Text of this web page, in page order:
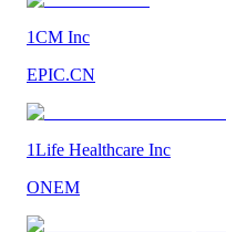
1CM Inc
EPIC.CN
1Life Healthcare Inc
ONEM